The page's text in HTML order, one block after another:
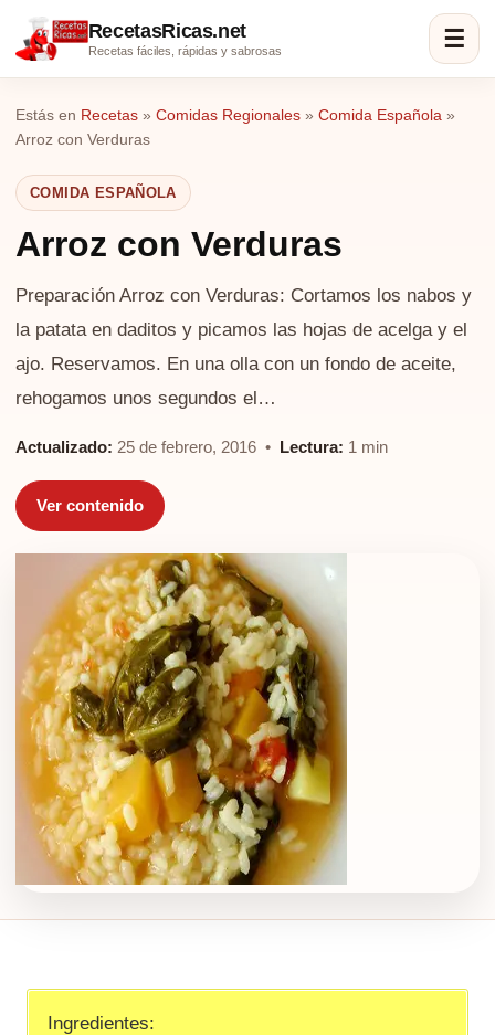
RecetasRicas.net
Recetas fáciles, rápidas y sabrosas ☰
Estás en Recetas » Comidas Regionales » Comida Española »
Arroz con Verduras
COMIDA ESPAÑOLA
Arroz con Verduras
Preparación Arroz con Verduras: Cortamos los nabos y
la patata en daditos y picamos las hojas de acelga y el
ajo. Reservamos. En una olla con un fondo de aceite,
rehogamos unos segundos el…
Actualizado: 25 de febrero, 2016 • Lectura: 1 min
Ver contenido
Ingredientes: